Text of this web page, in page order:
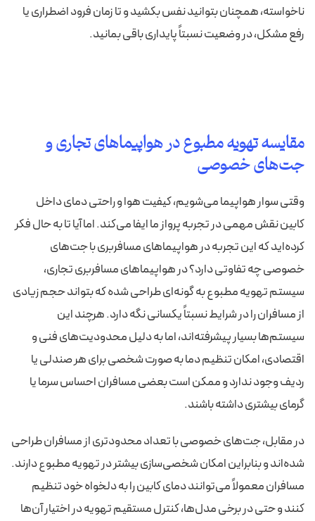
ناخواسته، همچنان بتوانید نفس بکشید و تا زمان فرود اضطراری یا
رفع مشکل، در وضعیت نسبتاً پایداری باقی بمانید.
مقایسه تهویه مطبوع در هواپیماهای تجاری و
جت‌های خصوصی
وقتی سوار هواپیما می‌شویم، کیفیت هوا و راحتی دمای داخل
کابین نقش مهمی در تجربه پرواز ما ایفا می‌کند. اما آیا تا به حال فکر
کرده‌اید که این تجربه در هواپیماهای مسافربری با جت‌های
خصوصی چه تفاوتی دارد؟ در هواپیماهای مسافربری تجاری،
سیستم تهویه مطبوع به گونه‌ای طراحی شده که بتواند حجم زیادی
از مسافران را در شرایط نسبتاً یکسانی نگه دارد. هرچند این
سیستم‌ها بسیار پیشرفته‌اند، اما به دلیل محدودیت‌های فنی و
اقتصادی، امکان تنظیم دما به صورت شخصی برای هر صندلی یا
ردیف وجود ندارد و ممکن است بعضی مسافران احساس سرما یا
گرمای بیشتری داشته باشند.
در مقابل، جت‌های خصوصی با تعداد محدودتری از مسافران طراحی
شده‌اند و بنابراین امکان شخصی‌سازی بیشتر در تهویه مطبوع دارند.
مسافران معمولاً می‌توانند دمای کابین را به دلخواه خود تنظیم
کنند و حتی در برخی مدل‌ها، کنترل مستقیم تهویه در اختیار آن‌ها